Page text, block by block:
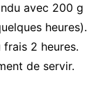
avec 200 g
heures).
2 heures.
de servir.